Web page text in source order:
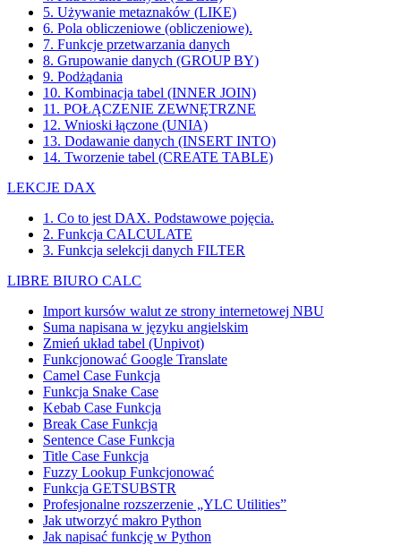
5. Używanie metaznaków (LIKE)
6. Pola obliczeniowe (obliczeniowe).
7. Funkcje przetwarzania danych
8. Grupowanie danych (GROUP BY)
9. Podżądania
10. Kombinacja tabel (INNER JOIN)
11. POŁĄCZENIE ZEWNĘTRZNE
12. Wnioski łączone (UNIA)
13. Dodawanie danych (INSERT INTO)
14. Tworzenie tabel (CREATE TABLE)
LEKCJE DAX
1. Co to jest DAX. Podstawowe pojęcia.
2. Funkcja CALCULATE
3. Funkcja selekcji danych FILTER
LIBRE BIURO CALC
Import kursów walut ze strony internetowej NBU
Suma napisana w języku angielskim
Zmień układ tabel (Unpivot)
Funkcjonować Google Translate
Camel Case Funkcja
Funkcja Snake Case
Kebab Case Funkcja
Break Case Funkcja
Sentence Case Funkcja
Title Case Funkcja
Fuzzy Lookup Funkcjonować
Funkcja GETSUBSTR
Profesjonalne rozszerzenie „YLC Utilities”
Jak utworzyć makro Python
Jak napisać funkcję w Python